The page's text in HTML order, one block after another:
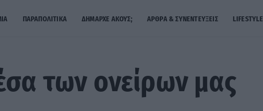
ΠΑΡΑΠΟΛΙΤΙΚΑ ΔΗΜΑΡΧE ΑΚΟΥΣ; ΑΡΘΡΑ & ΣΥΝΕΝΤΕΥΞΕΙΣ LIFESTYLE
των ονείρων μας